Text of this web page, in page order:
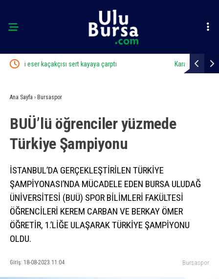
Karacabey Belediyespor’dan 5 imza birden
Ana Sayfa › Bursaspor
BUÜ’lü öğrenciler yüzmede
Türkiye Şampiyonu
İSTANBUL’DA GERÇEKLEŞTİRİLEN TÜRKİYE
ŞAMPİYONASI’NDA MÜCADELE EDEN BURSA ULUDAĞ
ÜNİVERSİTESİ (BUÜ) SPOR BİLİMLERİ FAKÜLTESİ
ÖĞRENCİLERİ KEREM CARBAN VE BERKAY ÖMER
ÖĞRETİR, 1.’LİĞE ULAŞARAK TÜRKİYE ŞAMPİYONU
OLDU.
Giriş: 18-08-2023 11:04 Bursaspor